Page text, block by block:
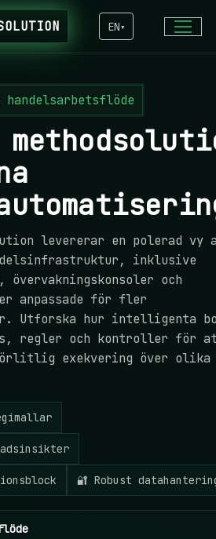
EN▾
levererar en polerad vy
inklusive
övervakningskonsoler och
anpassade för fler
Utforska hur intelligenta
regler och kontroller för
exekvering över olika
🔐 Robust